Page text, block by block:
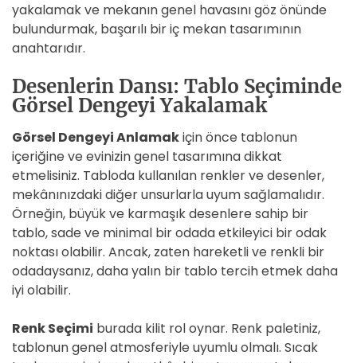
yakalamak ve mekanın genel havasını göz önünde
bulundurmak, başarılı bir iç mekan tasarımının
anahtarıdır.
Desenlerin Dansı: Tablo Seçiminde
Görsel Dengeyi Yakalamak
Görsel Dengeyi Anlamakiçin önce tablonun
içeriğine ve evinizin genel tasarımına dikkat
etmelisiniz. Tabloda kullanılan renkler ve desenler,
mekânınızdaki diğer unsurlarla uyum sağlamalıdır.
Örneğin, büyük ve karmaşık desenlere sahip bir
tablo, sade ve minimal bir odada etkileyici bir odak
noktası olabilir. Ancak, zaten hareketli ve renkli bir
odadaysanız, daha yalın bir tablo tercih etmek daha
iyi olabilir.
Renk Seçimi burada kilit rol oynar. Renk paletiniz,
tablonun genel atmosferiyle uyumlu olmalı. Sıcak